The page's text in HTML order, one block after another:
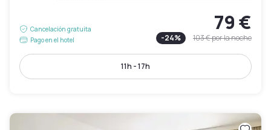
Cancelación gratuita
Pago en el hotel
79 €
-24% 103 €por la noche
11h - 17h